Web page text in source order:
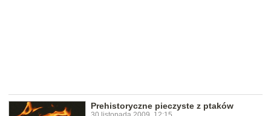
Prehistoryczne pieczyste z ptaków